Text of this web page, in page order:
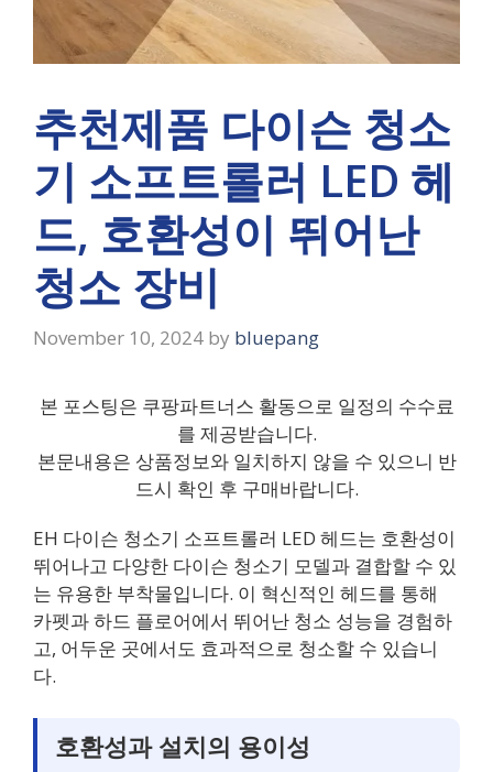
추천제품 다이슨 청소
기 소프트롤러 LED 헤
드, 호환성이 뛰어난
청소 장비
November 10, 2024 by bluepang
본 포스팅은 쿠팡파트너스 활동으로 일정의 수수료
를 제공받습니다.
본문내용은 상품정보와 일치하지 않을 수 있으니 반
드시 확인 후 구매바랍니다.
EH 다이슨 청소기 소프트롤러 LED 헤드는 호환성이
뛰어나고 다양한 다이슨 청소기 모델과 결합할 수 있
는 유용한 부착물입니다. 이 혁신적인 헤드를 통해
카펫과 하드 플로어에서 뛰어난 청소 성능을 경험하
고, 어두운 곳에서도 효과적으로 청소할 수 있습니
다.
호환성과 설치의 용이성